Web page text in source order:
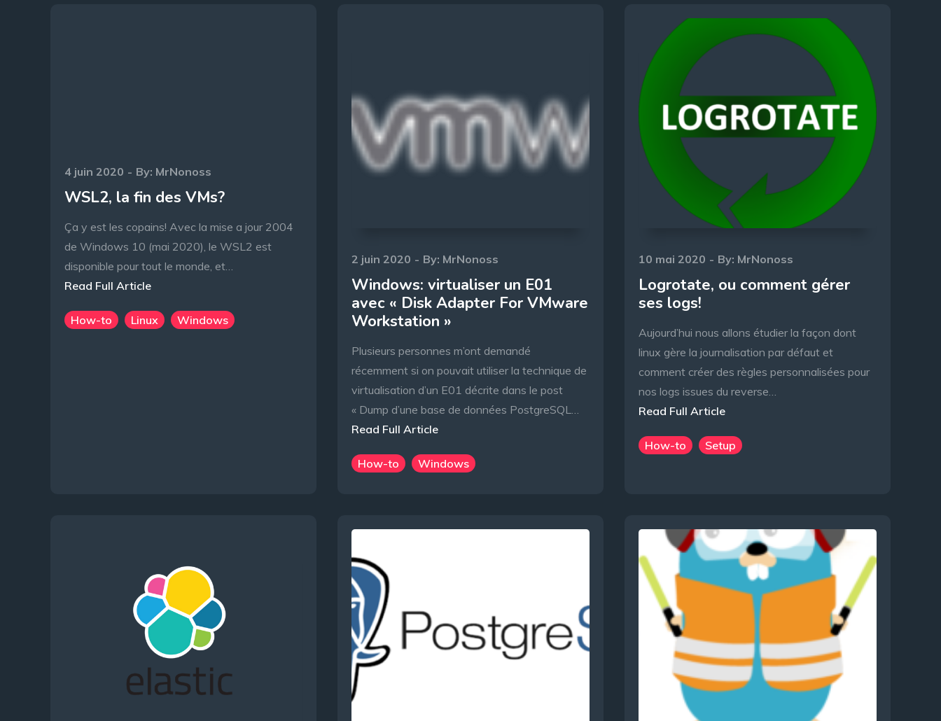
Posted
on
4 juin 2020 By: MrNonoss
WSL2, la fin des VMs?
Ça y est les copains! Avec la mise a jour 2004
de Windows 10 (mai 2020), le WSL2 est
disponible pour tout le monde, et…
Read Full Article
How-to Linux Windows
Posted
on
2 juin 2020 By: MrNonoss
Windows: virtualiser un E01
avec « Disk Adapter For VMware
Workstation »
Plusieurs personnes m’ont demandé
récemment si on pouvait utiliser la technique de
virtualisation d’un E01 décrite dans le post
« Dump d’une base de données PostgreSQL…
Read Full Article
How-to Windows
Posted
on
10 mai 2020 By: MrNonoss
Logrotate, ou comment gérer
ses logs!
Aujourd’hui nous allons étudier la façon dont
linux gère la journalisation par défaut et
comment créer des règles personnalisées pour
nos logs issues du reverse…
Read Full Article
How-to Setup